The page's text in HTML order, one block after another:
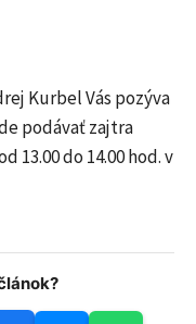
Kurbel Vás pozýva
podávať zajtra
13.00 do 14.00 hod. v